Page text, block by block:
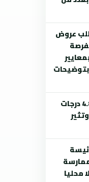
عروض
هزة أرضية بقوة 4.8 درجات
محليا